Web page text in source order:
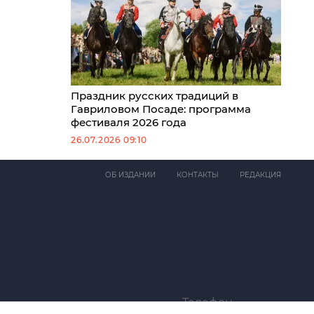
Праздник русских традиций в
Гавриловом Посаде: программа
фестиваля 2026 года
26.07.2026 09:10
ОБ ИЗДАНИИ КОНТАКТЫ РЕДАКЦИЯ
Телефон